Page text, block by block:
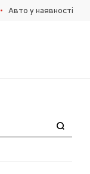
• Авто у наявності